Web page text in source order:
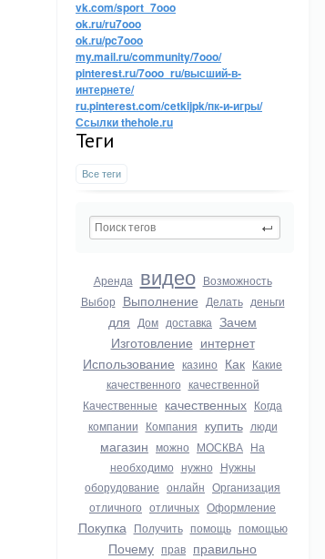
vk.com/sport_7ooo
ok.ru/ru7ooo
ok.ru/pc7ooo
my.mail.ru/community/7ooo/
pinterest.ru/7ooo_ru/высший-в-
интернете/
ru.pinterest.com/cetkijpk/пк-и-игры/
Ссылки thehole.ru
Теги
Все теги
Аренда видео Возможность
Выбор Выполнение Делать деньги
для Дом доставка Зачем
Изготовление интернет
Использование казино Как Какие
качественного качественной
Качественные качественных Когда
компании Компания купить люди
магазин можно МОСКВА На
необходимо нужно Нужны
оборудование онлайн Организация
отличного отличных Оформление
Покупка Получить помощь помощью
Почему прав правильно